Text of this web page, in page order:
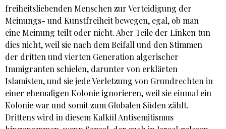
freiheitsliebenden Menschen zur Verteidigung der
Meinungs- und Kunstfreiheit bewegen, egal, ob man
eine Meinung teilt oder nicht. Aber Teile der Linken tun
dies nicht, weil sie nach dem Beifall und den Stimmen
der dritten und vierten Generation algerischer
Immigranten schielen, darunter von erklärten
Islamisten, und sie jede Verletzung von Grundrechten in
einer ehemaligen Kolonie ignorieren, weil sie einmal ein
Kolonie war und somit zum Globalen Süden zählt.
Drittens wird in diesem Kalkül Antisemitismus